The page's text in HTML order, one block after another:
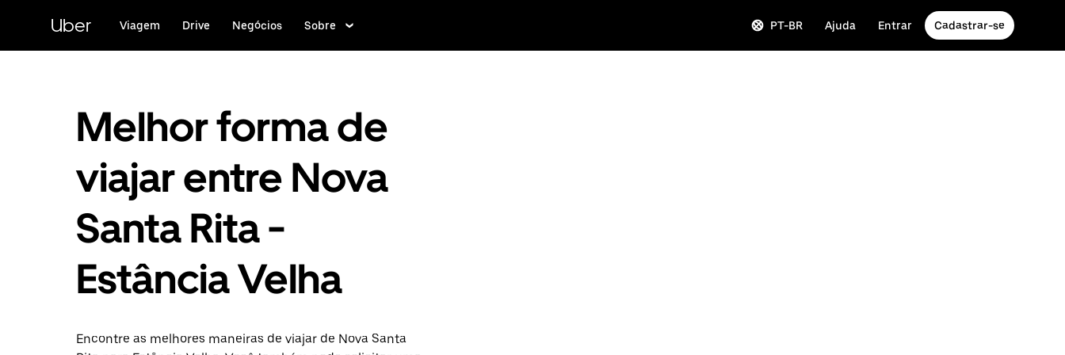
conteúdo
Uber Viagem Drive Negócios Sobre PT-BR Ajuda Entrar Cadastrar-se
Melhor forma de
viajar entre Nova
Santa Rita -
Estância Velha
Encontre as melhores maneiras de viajar de Nova Santa